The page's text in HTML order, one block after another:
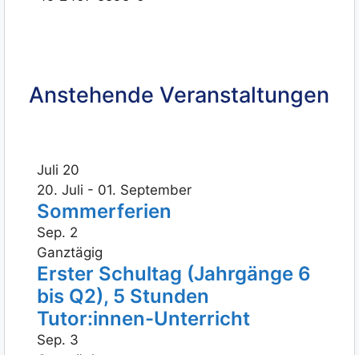
Anstehende Veranstaltungen
Juli 20
20. Juli - 01. September
Sommerferien
Sep. 2
Ganztägig
Erster Schultag (Jahrgänge 6
bis Q2), 5 Stunden
Tutor:innen-Unterricht
Sep. 3